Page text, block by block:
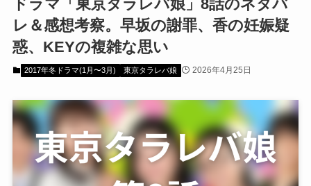
ドラマ「東京タラレバ娘」8話のネタバ
レ＆感想考察。早坂の謝罪、香の妊娠疑
惑、KEYの複雑な思い
2017年冬ドラマ(1月〜3月) 東京タラレバ娘 2026年4月25日